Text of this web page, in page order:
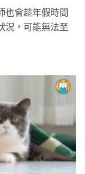
也會趁年假時間
況，可能無法至